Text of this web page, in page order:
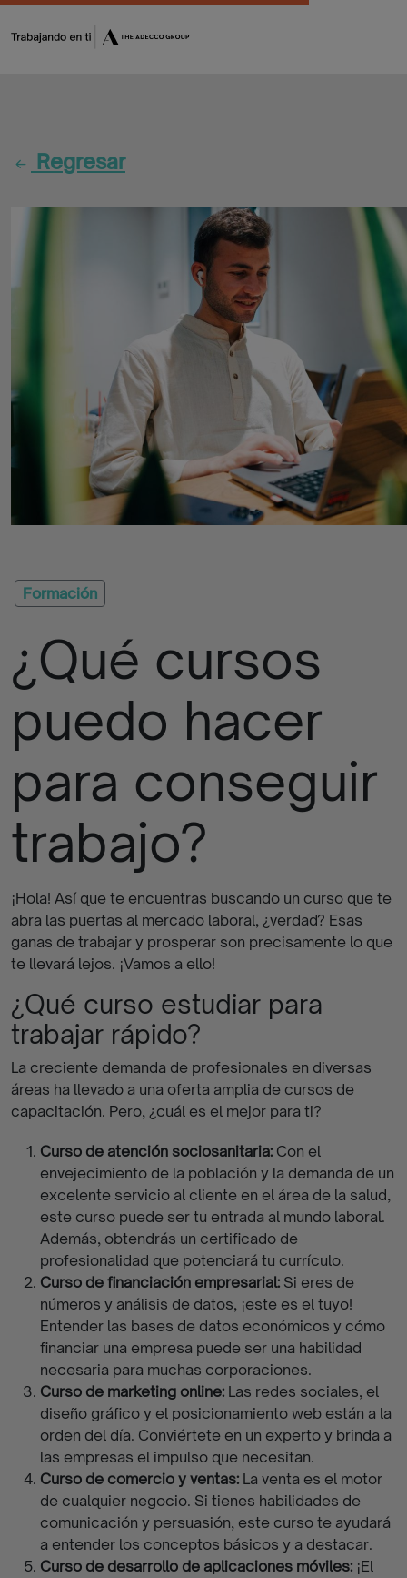
Encuentra
oportunidad
Jobs
Maker
Quizzes
Apúntate
Iniciativa
Contacto
Empresas
Blog
Programas
finalizados
Regresar
Formación
¿Qué cursos
puedo hacer
para conseguir
trabajo?
¡Hola! Así que te encuentras buscando un curso que te
abra las puertas al mercado laboral, ¿verdad? Esas
ganas de trabajar y prosperar son precisamente lo que
te llevará lejos. ¡Vamos a ello!
¿Qué curso estudiar para
trabajar rápido?
La creciente demanda de profesionales en diversas
áreas ha llevado a una oferta amplia de cursos de
capacitación. Pero, ¿cuál es el mejor para ti?
Curso de atención sociosanitaria: Con el
envejecimiento de la población y la demanda de un
excelente servicio al cliente en el área de la salud,
este curso puede ser tu entrada al mundo laboral.
Además, obtendrás un certificado de
profesionalidad que potenciará tu currículo.
Curso de financiación empresarial: Si eres de
números y análisis de datos, ¡este es el tuyo!
Entender las bases de datos económicos y cómo
financiar una empresa puede ser una habilidad
necesaria para muchas corporaciones.
Curso de marketing online: Las redes sociales, el
diseño gráfico y el posicionamiento web están a la
orden del día. Conviértete en un experto y brinda a
las empresas el impulso que necesitan.
Curso de comercio y ventas: La venta es el motor
de cualquier negocio. Si tienes habilidades de
comunicación y persuasión, este curso te ayudará
a entender los conceptos básicos y a destacar.
Curso de desarrollo de aplicaciones móviles: ¡El